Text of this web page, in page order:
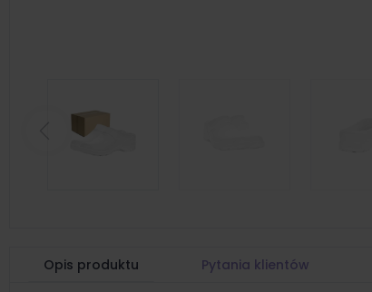
Poprzedni
Opis produktu Pytania klientów